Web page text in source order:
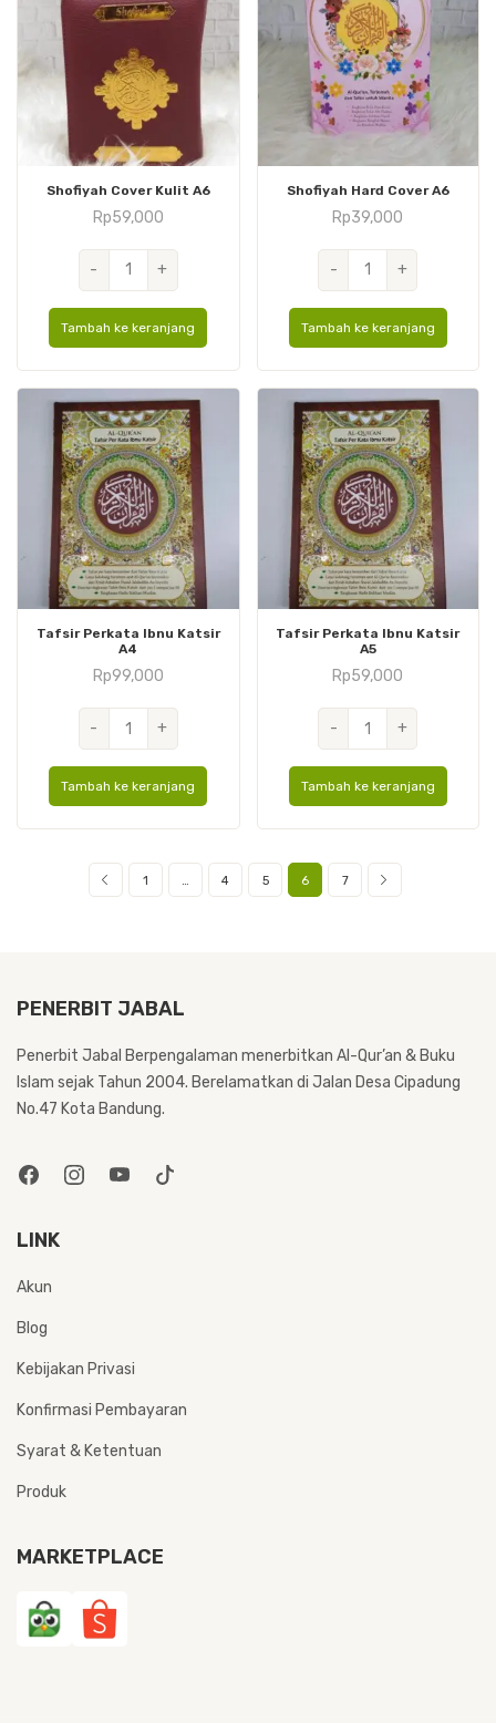
Shofiyah Cover Kulit A6
Rp59,000
-
Kuantitas
Shofiyah
Cover
A6
+
Tambah ke keranjang
Shofiyah Hard Cover A6
Rp39,000
-
Kuantitas
Shofiyah
Hard
A6
+
Tambah ke keranjang
Tafsir Perkata Ibnu Katsir
A4
Rp99,000
-
Kuantitas
Tafsir
Perkata
Katsir
+
Tambah ke keranjang
Tafsir Perkata Ibnu Katsir
A5
Rp59,000
-
Kuantitas
Tafsir
Perkata
Katsir
+
Tambah ke keranjang
1 … 4 5 6 7
PENERBIT JABAL
Penerbit Jabal Berpengalaman menerbitkan Al-Qur’an & Buku
Islam sejak Tahun 2004. Berelamatkan di Jalan Desa Cipadung
No.47 Kota Bandung.
LINK
Akun
Blog
Kebijakan Privasi
Konfirmasi Pembayaran
Syarat & Ketentuan
Produk
MARKETPLACE